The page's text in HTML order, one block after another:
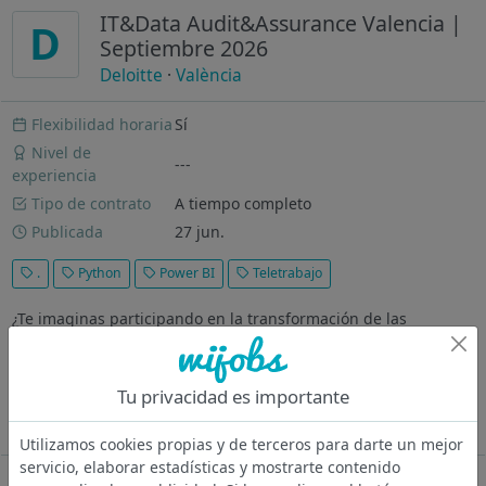
D
IT&Data Audit&Assurance Valencia |
Septiembre 2026
Deloitte ·València
Flexibilidad horaria Sí
Nivel de
experiencia
---
Tipo de contrato
A tiempo completo
Publicada
27 jun.
. Python Power BI Teletrabajo
¿Te imaginas participando en la transformación de las
principales organizaciones nacionales e internacionales? En
Deloitte estamos comprometidos con generar un impacto en la
sociedad, en nuestros clientes y en ti. ¿Cuál es el reto?
Formarás parte de...
Tu privacidad es importante
Utilizamos cookies propias y de terceros para darte un mejor
servicio, elaborar estadísticas y mostrarte contenido